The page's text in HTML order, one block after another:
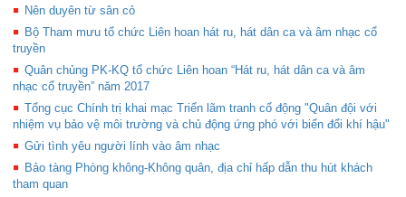
Nên duyên từ sân cỏ
Bộ Tham mưu tổ chức Liên hoan hát ru, hát dân ca và âm nhạc cổ
truyền
Quân chủng PK-KQ tổ chức Liên hoan “Hát ru, hát dân ca và âm
nhạc cổ truyền” năm 2017
Tổng cục Chính trị khai mạc Triển lãm tranh cổ động "Quân đội với
nhiệm vụ bảo vệ môi trường và chủ động ứng phó với biến đổi khí hậu"
Gửi tình yêu người lính vào âm nhạc
Bảo tàng Phòng không-Không quân, địa chỉ hấp dẫn thu hút khách
tham quan